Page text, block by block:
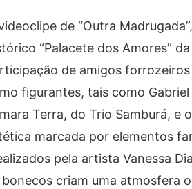
de “Outra
“Palacete dos Amores”
de amigos
figurantes, tais como
Terra, do Trio Samburá, e
marcada por elementos
pela artista Vanessa
bonecos criam uma atmosfera